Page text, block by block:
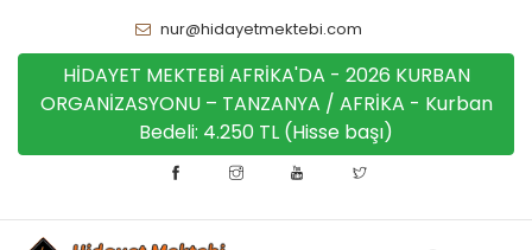
nur@hidayetmektebi.com
HİDAYET MEKTEBİ AFRİKA'DA - 2026 KURBAN
ORGANİZASYONU – TANZANYA / AFRİKA - Kurban
Bedeli: 4.250 TL (Hisse başı)